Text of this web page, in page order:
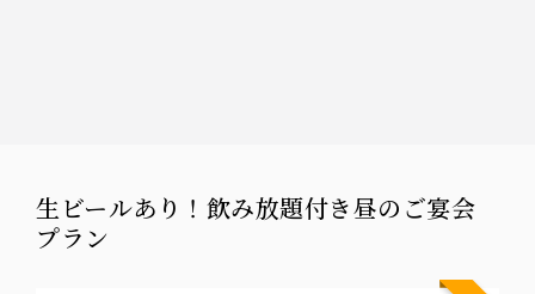
生ビールあり！飲み放題付き昼のご宴会
プラン